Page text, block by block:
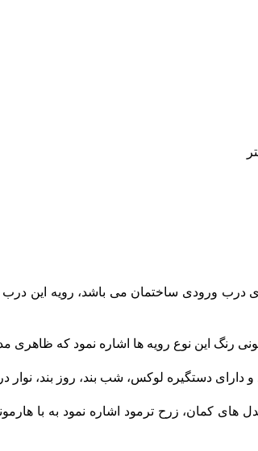
ساختمان می باشد، رویه این درب
این نوع رویه ها اشاره نمود که ظاهری
کمان، زرح ترمود اشاره نمود به با